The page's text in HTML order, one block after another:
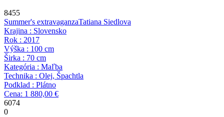
8455
Summer's extravaganzaTatiana Siedlova
Krajina : Slovensko
Rok : 2017
Výška : 100 cm
Širka : 70 cm
Kategória : Maľba
Technika : Olej, Špachtla
Podklad : Plátno
Cena: 1 880,00 €
6074
0